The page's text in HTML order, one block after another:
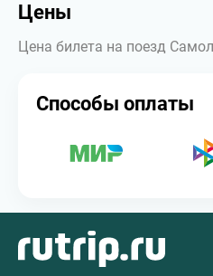
Цены
Цена билета на поезд
Способы оплаты